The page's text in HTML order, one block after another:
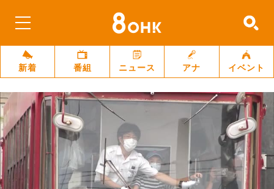
新着 番組 ニュース アナ イベント